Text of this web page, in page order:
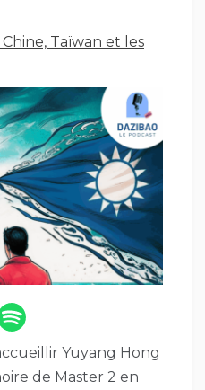
Chine, Taïwan et les
Yuyang Hong
de Master 2 en